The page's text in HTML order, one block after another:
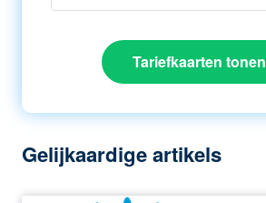
Tariefkaarten tonen
Gelijkaardige artikels